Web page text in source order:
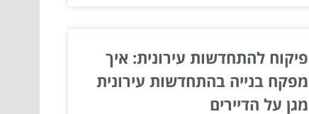
פיקוח להתחדשות עירונית: איך
מפקח בנייה בהתחדשות עירונית
מגן על הדיירים